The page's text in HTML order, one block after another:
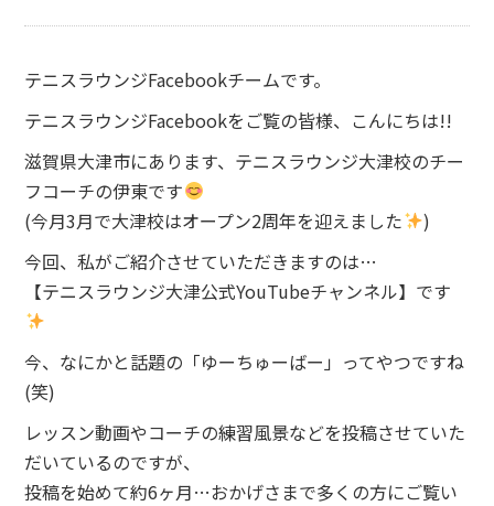
テニスラウンジFacebookチームです。
テニスラウンジFacebookをご覧の皆様、こんにちは!!
滋賀県大津市にあります、テニスラウンジ大津校のチー
フコーチの伊東です
(今月3月で大津校はオープン2周年を迎えました
)
今回、私がご紹介させていただきますのは…
【テニスラウンジ大津公式YouTubeチャンネル】です
今、なにかと話題の「ゆーちゅーばー」ってやつですね
(笑)
レッスン動画やコーチの練習風景などを投稿させていた
だいているのですが、
投稿を始めて約6ヶ月…おかげさまで多くの方にご覧い